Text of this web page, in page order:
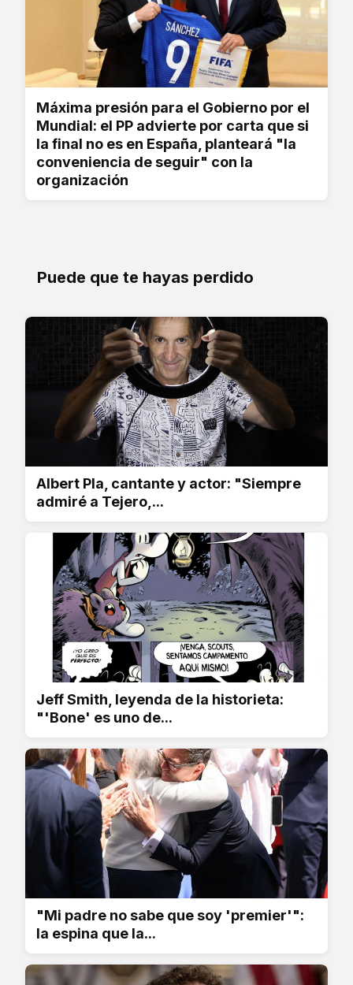
Máxima presión para el Gobierno por el
Mundial: el PP advierte por carta que si
la final no es en España, planteará "la
conveniencia de seguir" con la
organización
Puede que te hayas perdido
Albert Pla, cantante y actor: "Siempre
admiré a Tejero,...
Jeff Smith, leyenda de la historieta:
"'Bone' es uno de...
"Mi padre no sabe que soy 'premier'":
la espina que la...